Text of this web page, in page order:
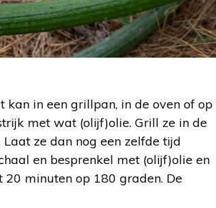
kan in een grillpan, in de oven of op
met wat (olijf)olie. Grill ze in de
ze dan nog een zelfde tijd
en besprenkel met (olijf)olie en
20 minuten op 180 graden. De